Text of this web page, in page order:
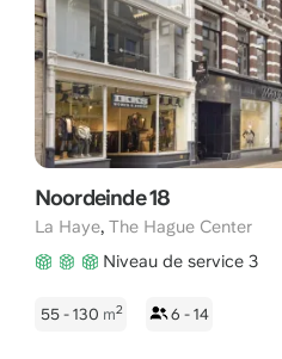
Noordeinde 18
La Haye, The Hague Center
Niveau de service 3
55 - 130 m2 6 - 14